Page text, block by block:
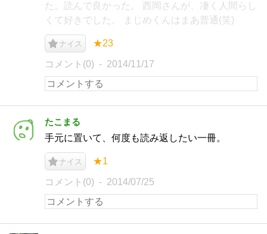
た。読んで良かった。 西岡さんが、凄く人間らし
くて好きでした。 まじめくんはまあ普通(笑)
ナイス ★23
コメント(0) 2014/11/17
たこまる
手元に置いて、何度も読み返したい一冊。
ナイス ★1
コメント(0) 2014/07/25